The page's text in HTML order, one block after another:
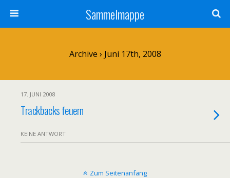
Sammelmappe
Archive › Juni 17th, 2008
17. JUNI 2008
Trackbacks feuern
KEINE ANTWORT
Zum Seitenanfang